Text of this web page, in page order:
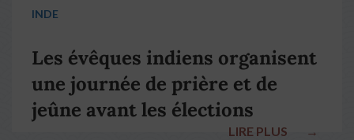
INDE
Les évêques indiens organisent
une journée de prière et de
jeûne avant les élections
LIRE PLUS →